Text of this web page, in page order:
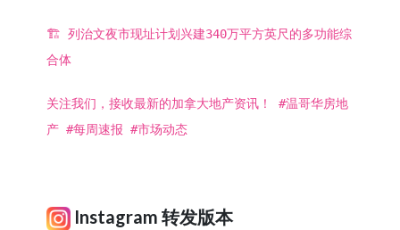
🏗️ 列治文夜市现址计划兴建340万平方英尺的多功能综
合体
关注我们，接收最新的加拿大地产资讯！ #温哥华房地
产 #每周速报 #市场动态
Instagram 转发版本